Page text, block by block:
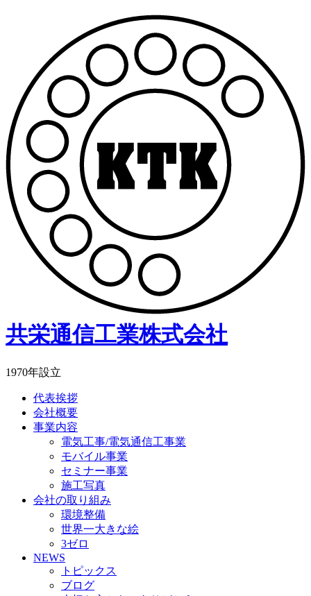
共栄通信工業株式会社
1970年設立
代表挨拶
会社概要
事業内容
電気工事/電気通信工事業
モバイル事業
セミナー事業
施工写真
会社の取り組み
環境整備
世界一大きな絵
3ゼロ
NEWS
トピックス
ブログ